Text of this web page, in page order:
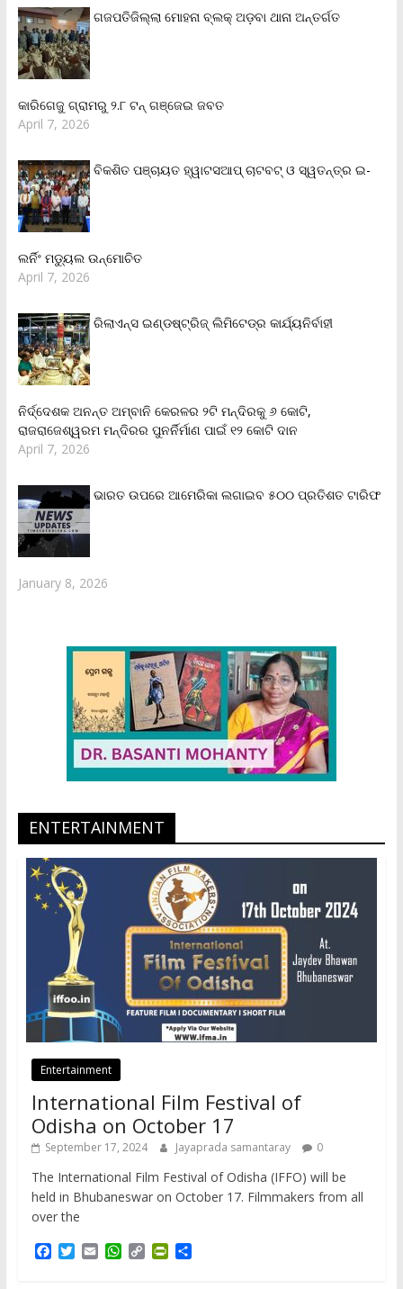
ଗଜପତିଜିଲ୍ଲା ମୋହନା ବ୍ଲକ୍‌ ଅଡ଼ବା ଥାନା ଅନ୍ତର୍ଗତ
କାରିଗେଜୁ ଗ୍ରାମରୁ ୨.୮ ଟନ୍ ଗଞ୍ଜେଇ ଜବତ
April 7, 2026
ବିକଶିତ ପଞ୍ଚାୟତ ହ୍ୱାଟସଆପ୍ ଚାଟବଟ୍ ଓ ସ୍ୱତନ୍ତ୍ର ଇ-
ଲର୍ନିଂ ମଡ୍ୟୁଲ ଉନ୍ମୋଚିତ
April 7, 2026
ରିଲାଏନ୍‌ସ ଇଣ୍ଡଷ୍ଟ୍ରିଜ୍ ଲିମିଟେଡ୍‌ର କାର୍ଯ୍ୟନିର୍ବାହୀ
ନିର୍ଦ୍ଦେଶକ ଅନନ୍ତ ଅମ୍ବାନି କେରଳର ୨ଟି ମନ୍ଦିରକୁ ୬ କୋଟି,
ରାଜରାଜେଶ୍ୱରମ ମନ୍ଦିରର ପୁନର୍ନିର୍ମାଣ ପାଇଁ ୧୨ କୋଟି ଦାନ
April 7, 2026
ଭାରତ ଉପରେ ଆମେରିକା ଲଗାଇବ ୫୦୦ ପ୍ରତିଶତ ଟାରିଫ
January 8, 2026
ENTERTAINMENT
Entertainment
International Film Festival of
Odisha on October 17
September 17, 2024 Jayaprada samantaray 0
The International Film Festival of Odisha (IFFO) will be
held in Bhubaneswar on October 17. Filmmakers from all
over the
F
T
E
W C
P
S